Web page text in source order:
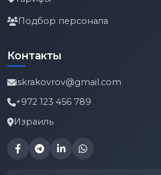
Подбор персонала
Контакты
iskrakovrov@gmail.com
+972 123 456 789
Израиль